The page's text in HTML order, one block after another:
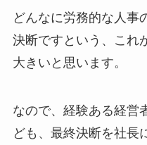
どんなに労務的な人事
決断ですという、これ
大きいと思います。
なので、経験ある経営
ども、最終決断を社長